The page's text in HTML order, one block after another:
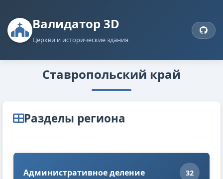
Валидатор 3D
Церкви и исторические здания
Ставропольский край
Разделы региона
Административное деление 32